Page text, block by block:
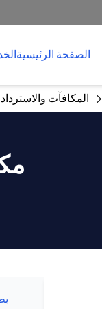
الصفحة الرئيسية
المكافآت والاسترداد